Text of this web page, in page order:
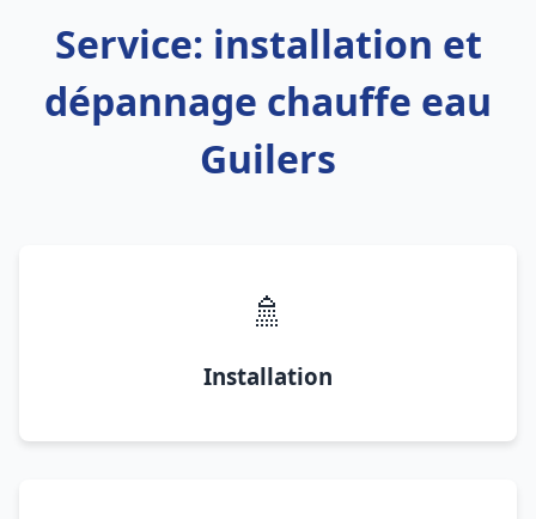
Service: installation et
dépannage chauffe eau
Guilers
🚿
Installation